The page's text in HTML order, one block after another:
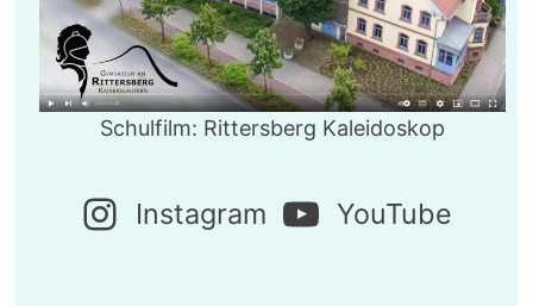
Schulfilm: Rittersberg Kaleidoskop
Instagram YouTube